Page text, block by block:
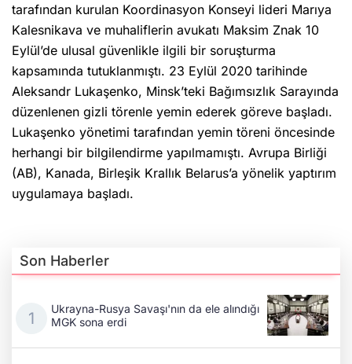
tarafından kurulan Koordinasyon Konseyi lideri Marıya
Kalesnikava ve muhaliflerin avukatı Maksim Znak 10
Eylül’de ulusal güvenlikle ilgili bir soruşturma
kapsamında tutuklanmıştı. 23 Eylül 2020 tarihinde
Aleksandr Lukaşenko, Minsk’teki Bağımsızlık Sarayında
düzenlenen gizli törenle yemin ederek göreve başladı.
Lukaşenko yönetimi tarafından yemin töreni öncesinde
herhangi bir bilgilendirme yapılmamıştı. Avrupa Birliği
(AB), Kanada, Birleşik Krallık Belarus’a yönelik yaptırım
uygulamaya başladı.
Son Haberler
Ukrayna-Rusya Savaşı'nın da ele alındığı
MGK sona erdi